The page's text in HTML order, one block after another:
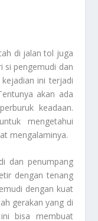
di jalan tol juga
si pengemudi dan
ini terjadi
akan ada
keadaan.
mengetahui
mengalaminya.
dan penumpang
dengan tenang
dengan kuat
gerakan yang di
bisa membuat